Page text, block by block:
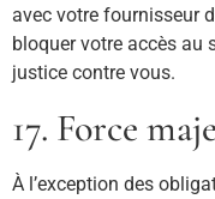
avec votre fournisseur
bloquer votre accès au
justice contre vous.
17. Force
À l’exception des